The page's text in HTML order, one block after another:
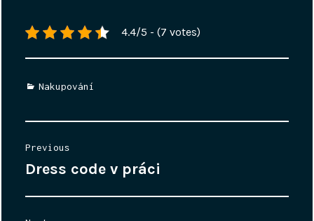
4.4/5 - (7 votes)
Categories
Nakupování
Previous
Previous
Dress code v práci